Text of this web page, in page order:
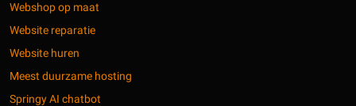
Webshop op maat
Website reparatie
Website huren
Meest duurzame hosting
Springy AI chatbot